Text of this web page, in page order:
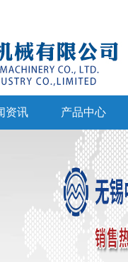
资讯 产品中心